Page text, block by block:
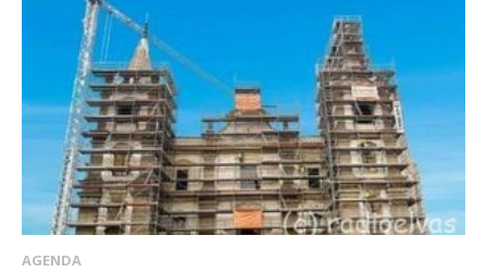
AGENDA